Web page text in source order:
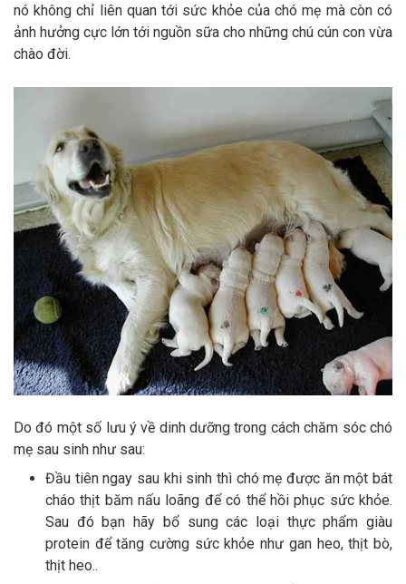
nó không chỉ liên quan tới sức khỏe của chó mẹ mà còn có
ảnh hưởng cực lớn tới nguồn sữa cho những chú cún con vừa
chào đời.
Do đó một số lưu ý về dinh dưỡng trong cách chăm sóc chó
mẹ sau sinh như sau:
Đầu tiên ngay sau khi sinh thì chó mẹ được ăn một bát
cháo thịt băm nấu loãng để có thể hồi phục sức khỏe.
Sau đó bạn hãy bổ sung các loại thực phẩm giàu
protein để tăng cường sức khỏe như gan heo, thịt bò,
thịt heo..